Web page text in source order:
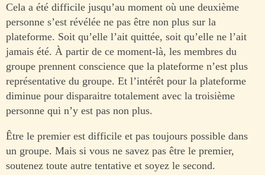
Cela a été difficile jusqu’au moment où une deuxième
personne s’est révélée ne pas être non plus sur la
plateforme. Soit qu’elle l’ait quittée, soit qu’elle ne l’ait
jamais été. À partir de ce moment-là, les membres du
groupe prennent conscience que la plateforme n’est plus
représentative du groupe. Et l’intérêt pour la plateforme
diminue pour disparaitre totalement avec la troisième
personne qui n’y est pas non plus.
Être le premier est difficile et pas toujours possible dans
un groupe. Mais si vous ne savez pas être le premier,
soutenez toute autre tentative et soyez le second.